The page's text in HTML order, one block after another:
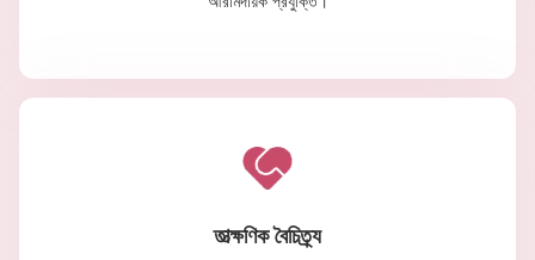
তাত্ক্ষণিক বৈচিত্র্য